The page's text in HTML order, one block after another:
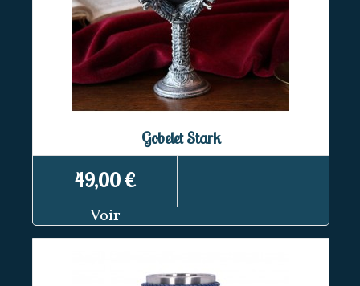
Gobelet Stark
49,00 €
Voir